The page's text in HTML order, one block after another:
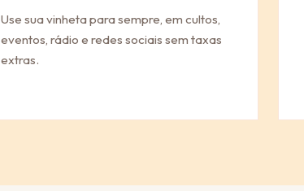
Use sua vinheta para sempre, em cultos,
eventos, rádio e redes sociais sem taxas
extras.